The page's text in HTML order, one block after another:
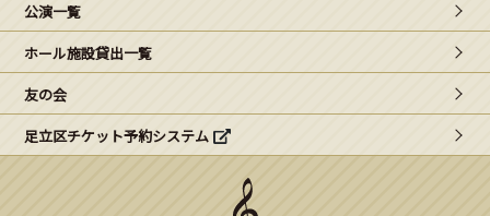
こどもみーてぃんぐ
Gがくえん
ブランドからのお知らせ
公演一覧
ホール施設貸出一覧
友の会
足立区チケット予約システム